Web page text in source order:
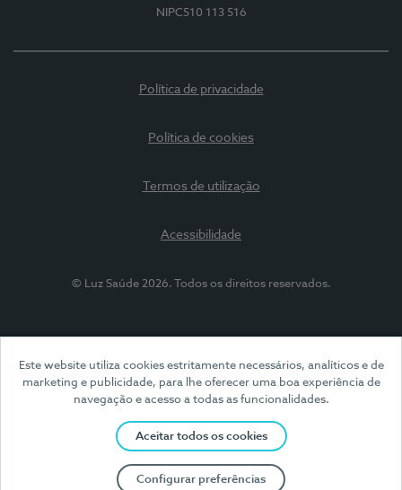
Este website utiliza cookies estritamente necessários, analíticos e de
marketing e publicidade, para lhe oferecer uma boa experiência de
navegação e acesso a todas as funcionalidades.
Aceitar todos os cookies
Configurar preferências
NIPC510 113 516
Política de privacidade
Política de cookies
Termos de utilização
Acessibilidade
© Luz Saúde 2026. Todos os direitos reservados.